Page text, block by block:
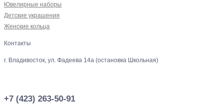
Ювелирные наборы
Детские украшения
Женские кольца
Контакты
г. Владивосток, ул. Фадеева 14а (остановка Школьная)
+7 (423) 263-50-91